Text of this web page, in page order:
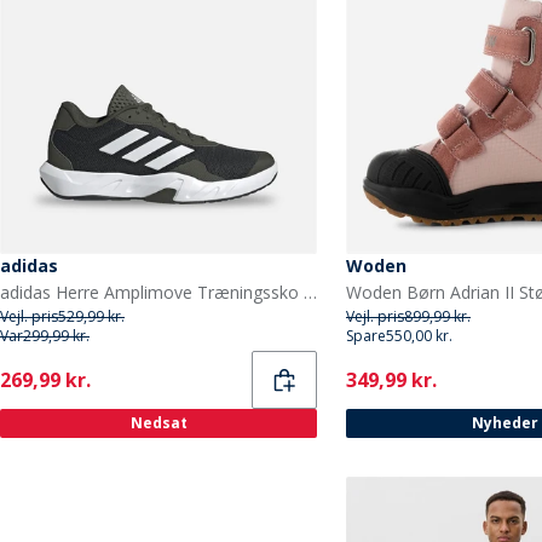
adidas
adidas Herre Amplimove Træningssko Night Cargo/Footwear White/Night Cargo
Vejl. pris529,99 kr.
Var299,99 kr.
Current
269,99 kr.
Nedsat
Woden
Vejl. pris899,99 kr.
Spare550,00 kr.
Current
349,99 kr.
Nyheder